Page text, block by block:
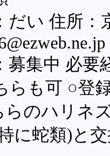
だい 住所：
集中 必要
らも可 ○登
のハリネ
に蛇類)と